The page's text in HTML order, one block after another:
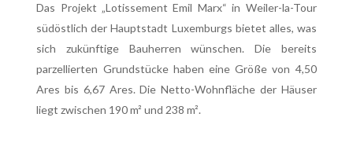
Das Projekt „Lotissement Emil Marx“ in Weiler-la-Tour
südöstlich der Hauptstadt Luxemburgs bietet alles, was
sich zukünftige Bauherren wünschen. Die bereits
parzellierten Grundstücke haben eine Größe von 4,50
Ares bis 6,67 Ares. Die Netto-Wohnfläche der Häuser
liegt zwischen 190 m² und 238 m².